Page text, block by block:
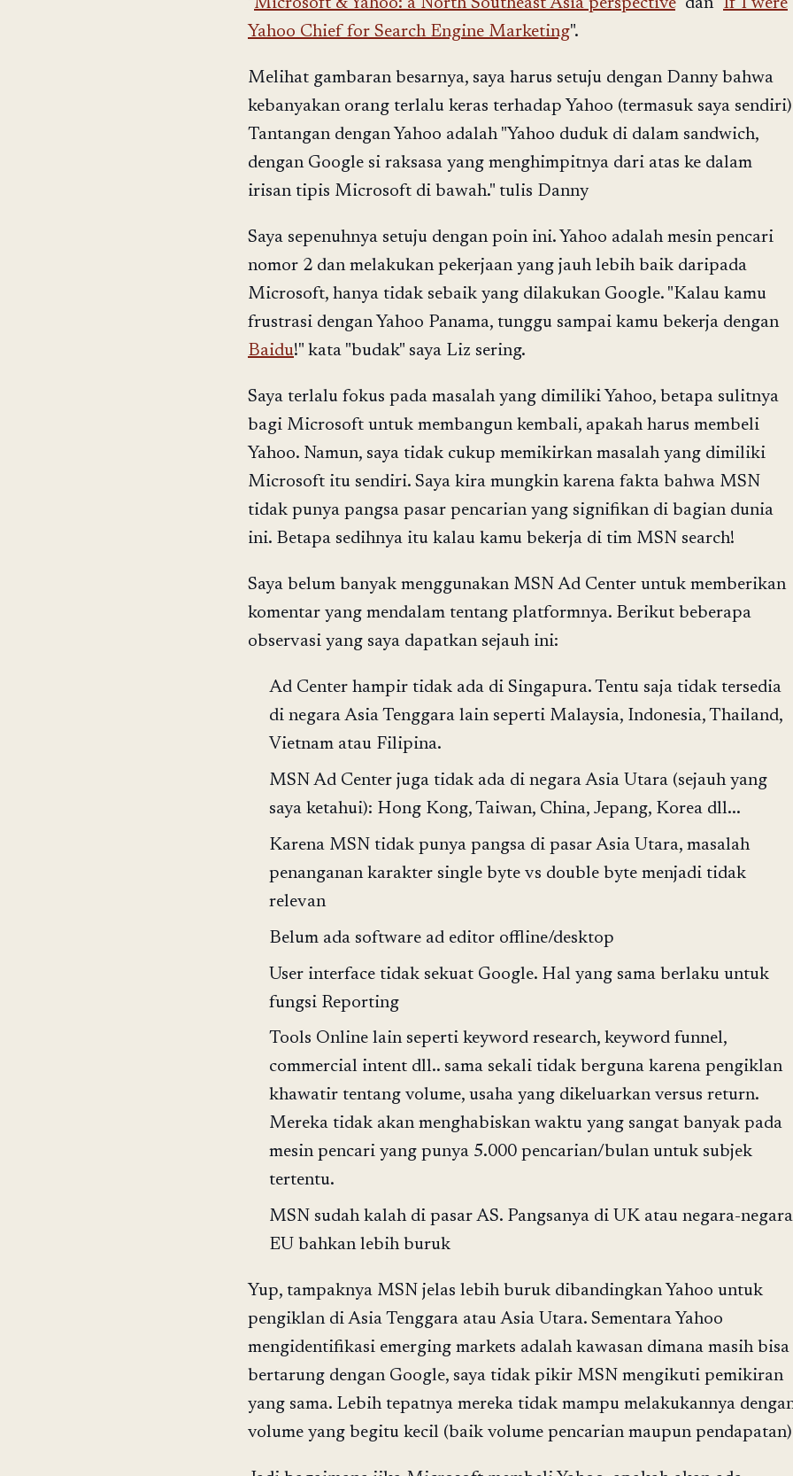
"Microsoft & Yahoo: a North Southeast Asia perspective" dan "If I were
Yahoo Chief for Search Engine Marketing".
Melihat gambaran besarnya, saya harus setuju dengan Danny bahwa
kebanyakan orang terlalu keras terhadap Yahoo (termasuk saya
Tantangan dengan Yahoo adalah "Yahoo duduk di dalam sandwich,
dengan Google si raksasa yang menghimpitnya dari atas ke dalam
irisan tipis Microsoft di bawah." tulis Danny
Saya sepenuhnya setuju dengan poin ini. Yahoo adalah mesin pencari
nomor 2 dan melakukan pekerjaan yang jauh lebih baik daripada
Microsoft, hanya tidak sebaik yang dilakukan Google. "Kalau kamu
frustrasi dengan Yahoo Panama, tunggu sampai kamu bekerja dengan
Baidu!" kata "budak" saya Liz sering.
Saya terlalu fokus pada masalah yang dimiliki Yahoo, betapa sulitnya
bagi Microsoft untuk membangun kembali, apakah harus membeli
Yahoo. Namun, saya tidak cukup memikirkan masalah yang dimiliki
Microsoft itu sendiri. Saya kira mungkin karena fakta bahwa MSN
tidak punya pangsa pasar pencarian yang signifikan di bagian dunia
ini. Betapa sedihnya itu kalau kamu bekerja di tim MSN search!
Saya belum banyak menggunakan MSN Ad Center untuk memberikan
komentar yang mendalam tentang platformnya. Berikut beberapa
observasi yang saya dapatkan sejauh ini:
Ad Center hampir tidak ada di Singapura. Tentu saja tidak tersedia
di negara Asia Tenggara lain seperti Malaysia, Indonesia, Thailand,
Vietnam atau Filipina.
MSN Ad Center juga tidak ada di negara Asia Utara (sejauh yang
saya ketahui): Hong Kong, Taiwan, China, Jepang, Korea dll...
Karena MSN tidak punya pangsa di pasar Asia Utara, masalah
penanganan karakter single byte vs double byte menjadi tidak
relevan
Belum ada software ad editor offline/desktop
User interface tidak sekuat Google. Hal yang sama berlaku untuk
fungsi Reporting
Tools Online lain seperti keyword research, keyword funnel,
commercial intent dll.. sama sekali tidak berguna karena pengiklan
khawatir tentang volume, usaha yang dikeluarkan versus return.
Mereka tidak akan menghabiskan waktu yang sangat banyak pada
mesin pencari yang punya 5.000 pencarian/bulan untuk subjek
tertentu.
MSN sudah kalah di pasar AS. Pangsanya di UK atau negara-negara
EU bahkan lebih buruk
Yup, tampaknya MSN jelas lebih buruk dibandingkan Yahoo untuk
pengiklan di Asia Tenggara atau Asia Utara. Sementara Yahoo
mengidentifikasi emerging markets adalah kawasan dimana masih bisa
bertarung dengan Google, saya tidak pikir MSN mengikuti pemikiran
yang sama. Lebih tepatnya mereka tidak mampu melakukannya
volume yang begitu kecil (baik volume pencarian maupun